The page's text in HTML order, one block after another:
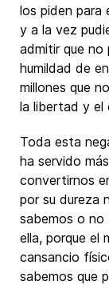
los piden para
y a la vez
admitir que no
humildad de
millones que
la libertad y el
Toda esta
ha servido
convertirnos
por su dureza
sabemos o no
ella, porque el
cansancio
sabemos que